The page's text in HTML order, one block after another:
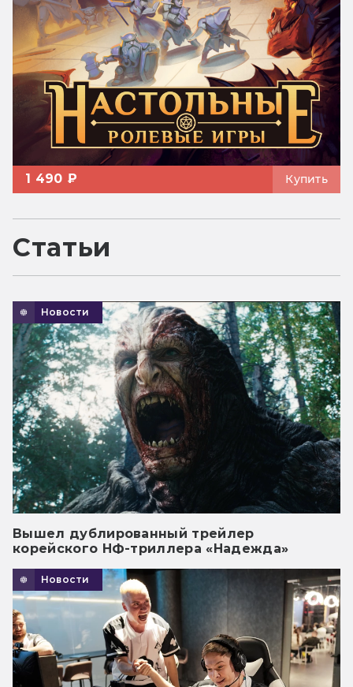
1 490 ₽ Купить
Статьи
Новости
Вышел дублированный трейлер
корейского НФ-триллера «Надежда»
Новости